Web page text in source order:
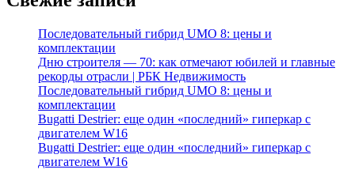
Последовательный гибрид UMO 8: цены и
комплектации
Дню строителя — 70: как отмечают юбилей и главные
рекорды отрасли | РБК Недвижимость
Последовательный гибрид UMO 8: цены и
комплектации
Bugatti Destrier: еще один «последний» гиперкар с
двигателем W16
Bugatti Destrier: еще один «последний» гиперкар с
двигателем W16